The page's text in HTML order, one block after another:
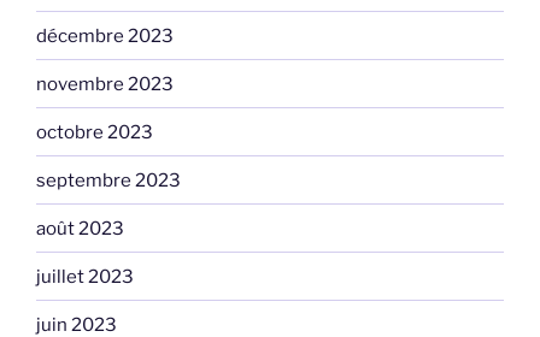
décembre 2023
novembre 2023
octobre 2023
septembre 2023
août 2023
juillet 2023
juin 2023